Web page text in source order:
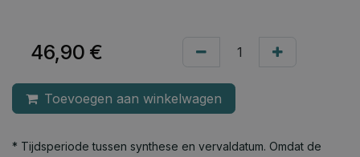
46,90 €
Toevoegen aan winkelwagen
* Tijdsperiode tussen synthese en vervaldatum. Omdat de